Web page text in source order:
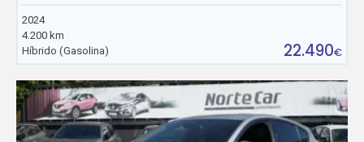
2024
4.200 km
Híbrido (Gasolina)
22.490€